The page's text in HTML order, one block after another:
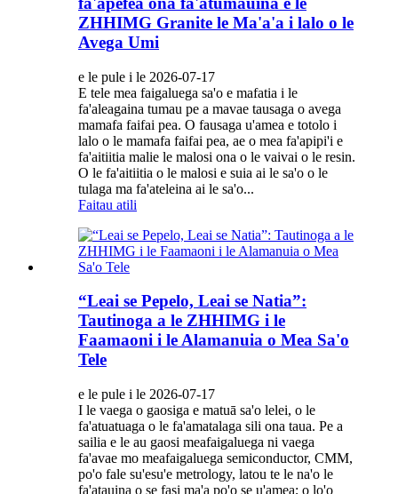
ZHHIMG Granite le Ma'a'a i lalo o le
Avega Umi
e le pule i le 2026-07-17
E tele mea faigaluega sa'o e mafatia i le
fa'aleagaina tumau pe a mavae tausaga o avega
mamafa faifai pea. O fausaga u'amea e totolo i
lalo o le mamafa faifai pea, ae o mea fa'apipi'i e
fa'aitiitia malie le malosi ona o le vaivai o le resin.
O le fa'aitiitia o le malosi e suia ai le sa'o o le
tulaga ma fa'ateleina ai le sa'o...
Faitau atili
“Leai se Pepelo, Leai se Natia”:
Tautinoga a le ZHHIMG i le
Faamaoni i le Alamanuia o Mea Sa'o
Tele
e le pule i le 2026-07-17
I le vaega o gaosiga e matuā sa'o lelei, o le
fa'atuatuaga o le fa'amatalaga sili ona taua. Pe a
sailia e le au gaosi meafaigaluega ni vaega
fa'avae mo meafaigaluega semiconductor, CMM,
po'o fale su'esu'e metrology, latou te le na'o le
fa'atauina o se fasi ma'a po'o se u'amea; o lo'o